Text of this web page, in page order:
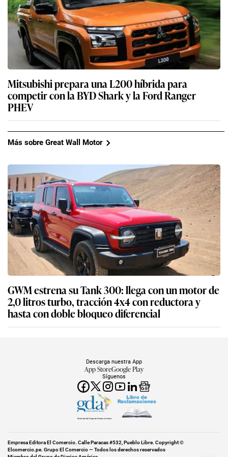
Mitsubishi prepara una L200 híbrida para
competir con la BYD Shark y la Ford Ranger
PHEV
Más sobre Great Wall Motor
GWM estrena su Tank 300: llega con un motor de
2,0 litros turbo, tracción 4x4 con reductora y
hasta con doble bloqueo diferencial
Síguenos
Descarga nuestra App
App StoreGoogle Play
Miembro del Grupo de Diarios América
Empresa Editora El Comercio. Calle Paracas #532, Pueblo Libre. Copyright ©
Elcomercio.pe. Grupo El Comercio — Todos los derechos reservados